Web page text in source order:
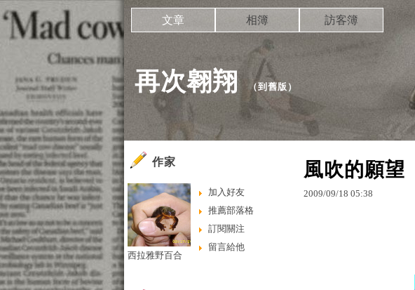
再次翱翔 （到舊版 ）
文章 相簿 訪客簿
風吹的願望
2009/09/18 05:38
作家
加入好友
推薦部落格
訂閱關注
留言給他
西拉雅野百合